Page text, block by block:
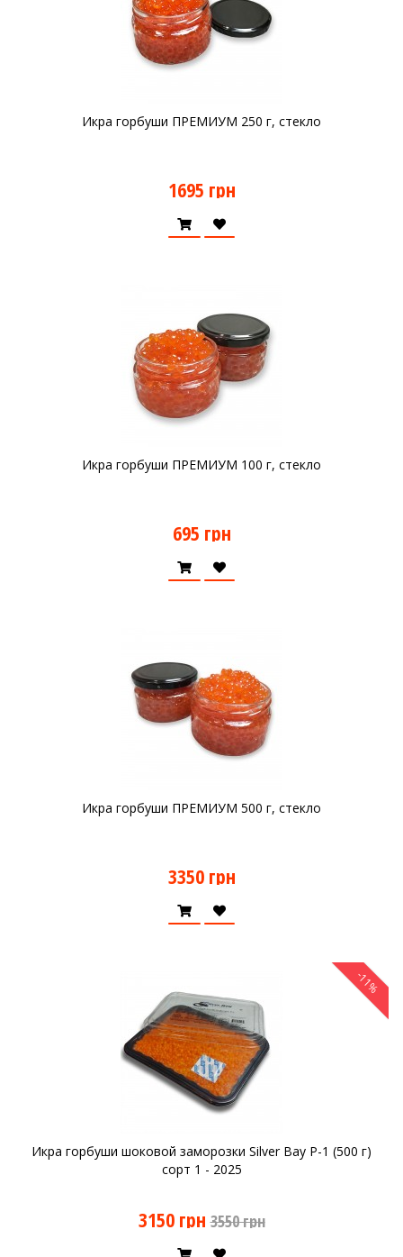
Икра горбуши ПРЕМИУМ 250 г, стекло
1695 грн
Икра горбуши ПРЕМИУМ 100 г, стекло
695 грн
Икра горбуши ПРЕМИУМ 500 г, стекло
3350 грн
-11%
Икра горбуши шоковой заморозки Silver Bay P-1 (500 г)
сорт 1 - 2025
3150 грн 3550 грн